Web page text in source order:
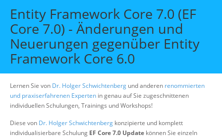
Individuelle Schulungen
Wissen
Über uns
Suche
Entity Framework Core 7.0 (EF
Core 7.0) - Änderungen und
Neuerungen gegenüber Entity
Framework Core 6.0
Lernen Sie von Dr. Holger Schwichtenberg und anderen renommierten
und praxiserfahrenen Experten in genau auf Sie zugeschnittenen
individuellen Schulungen, Trainings und Workshops!
Diese von Dr. Holger Schwichtenberg konzipierte und komplett
individualisierbare Schulung EF Core 7.0 Update können Sie einzeln